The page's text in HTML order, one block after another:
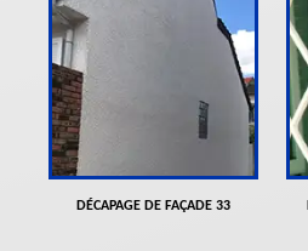
DÉCAPAGE DE FAÇADE 33